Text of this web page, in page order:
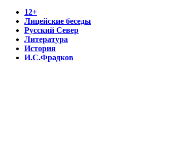
12+
Лицейские беседы
Русский Север
Литература
История
И.С.Фрадков